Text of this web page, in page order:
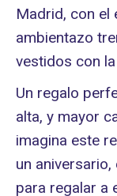
Madrid, con el
ambientazo
vestidos con
Un regalo
alta, y mayor
imagina este
un
para regalar a